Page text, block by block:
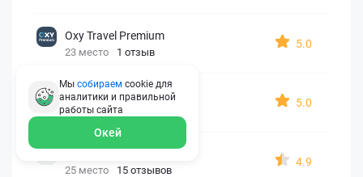
Oxy Travel Premium
23 место 1 отзыв
5.0
УралСиб
24 место 1 отзыв
5.0
25 место 15 отзывов
4.9
Мы собираем cookie для
аналитики и правильной
работы сайта
Окей